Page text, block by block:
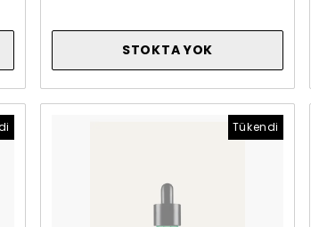
STOKTA YOK
Tükendi